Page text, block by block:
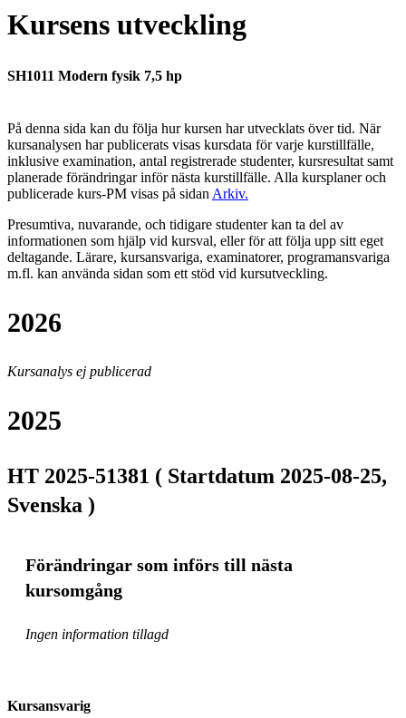
Kursens utveckling
SH1011 Modern fysik 7,5 hp
På denna sida kan du följa hur kursen har utvecklats över tid. När
kursanalysen har publicerats visas kursdata för varje kurstillfälle,
inklusive examination, antal registrerade studenter, kursresultat samt
planerade förändringar inför nästa kurstillfälle. Alla kursplaner och
publicerade kurs-PM visas på sidan Arkiv.
Presumtiva, nuvarande, och tidigare studenter kan ta del av
informationen som hjälp vid kursval, eller för att följa upp sitt eget
deltagande. Lärare, kursansvariga, examinatorer, programansvariga
m.fl. kan använda sidan som ett stöd vid kursutveckling.
2026
Kursanalys ej publicerad
2025
HT 2025-51381 ( Startdatum 2025-08-25,
Svenska )
Förändringar som införs till nästa
kursomgång
Ingen information tillagd
Kursansvarig